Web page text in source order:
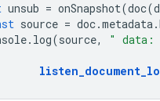
unsub = onSnapshot(doc(
source = doc.metadata.
. log(source, " data: